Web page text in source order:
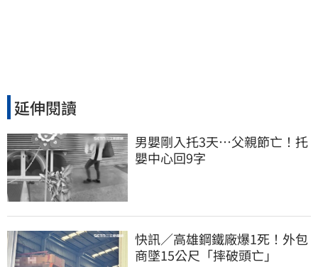
延伸閱讀
男嬰剛入托3天…父親節亡！托
嬰中心回9字
快訊／高雄鋼鐵廠爆1死！外包
商墜15公尺「摔破頭亡」